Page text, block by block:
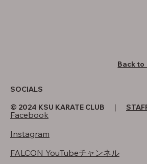
SOCIALS
Facebook
Instagram
FALCON YouTubeチャンネル
Back to
© 2024 KSU KARATE CLUB ｜